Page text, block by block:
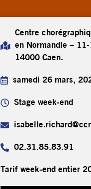
Centre
en Normandie –
14000 Caen.
samedi 26 mars,
Stage week-end
02.31.85.83.91
Tarif week-end entier